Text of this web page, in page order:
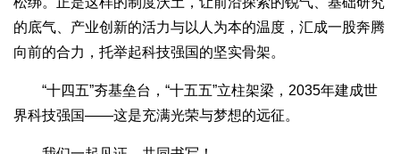
的底气、产业创新的活力与以人为本的温度，汇成一股奔腾
向前的合力，托举起科技强国的坚实骨架。
“十四五”夯基垒台，“十五五”立柱架梁，2035年建成世
界科技强国——这是充满光荣与梦想的远征。